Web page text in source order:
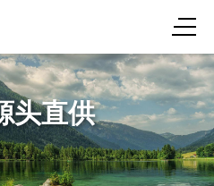
头直供